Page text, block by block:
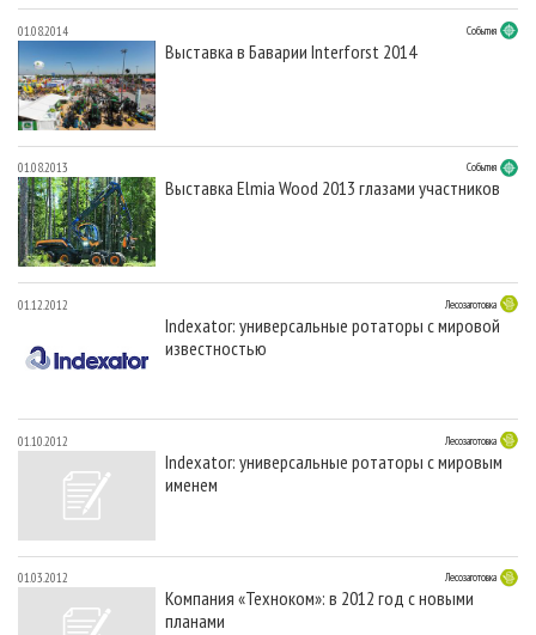
01.08.2014 События
Выставка в Баварии Interforst 2014
01.08.2013 События
Выставка Elmia Wood 2013 глазами участников
01.12.2012 Лесозаготовка
Indexator: универсальные ротаторы с мировой
известностью
01.10.2012 Лесозаготовка
Indexator: универсальные ротаторы с мировым
именем
01.03.2012 Лесозаготовка
Компания «Техноком»: в 2012 год с новыми
планами